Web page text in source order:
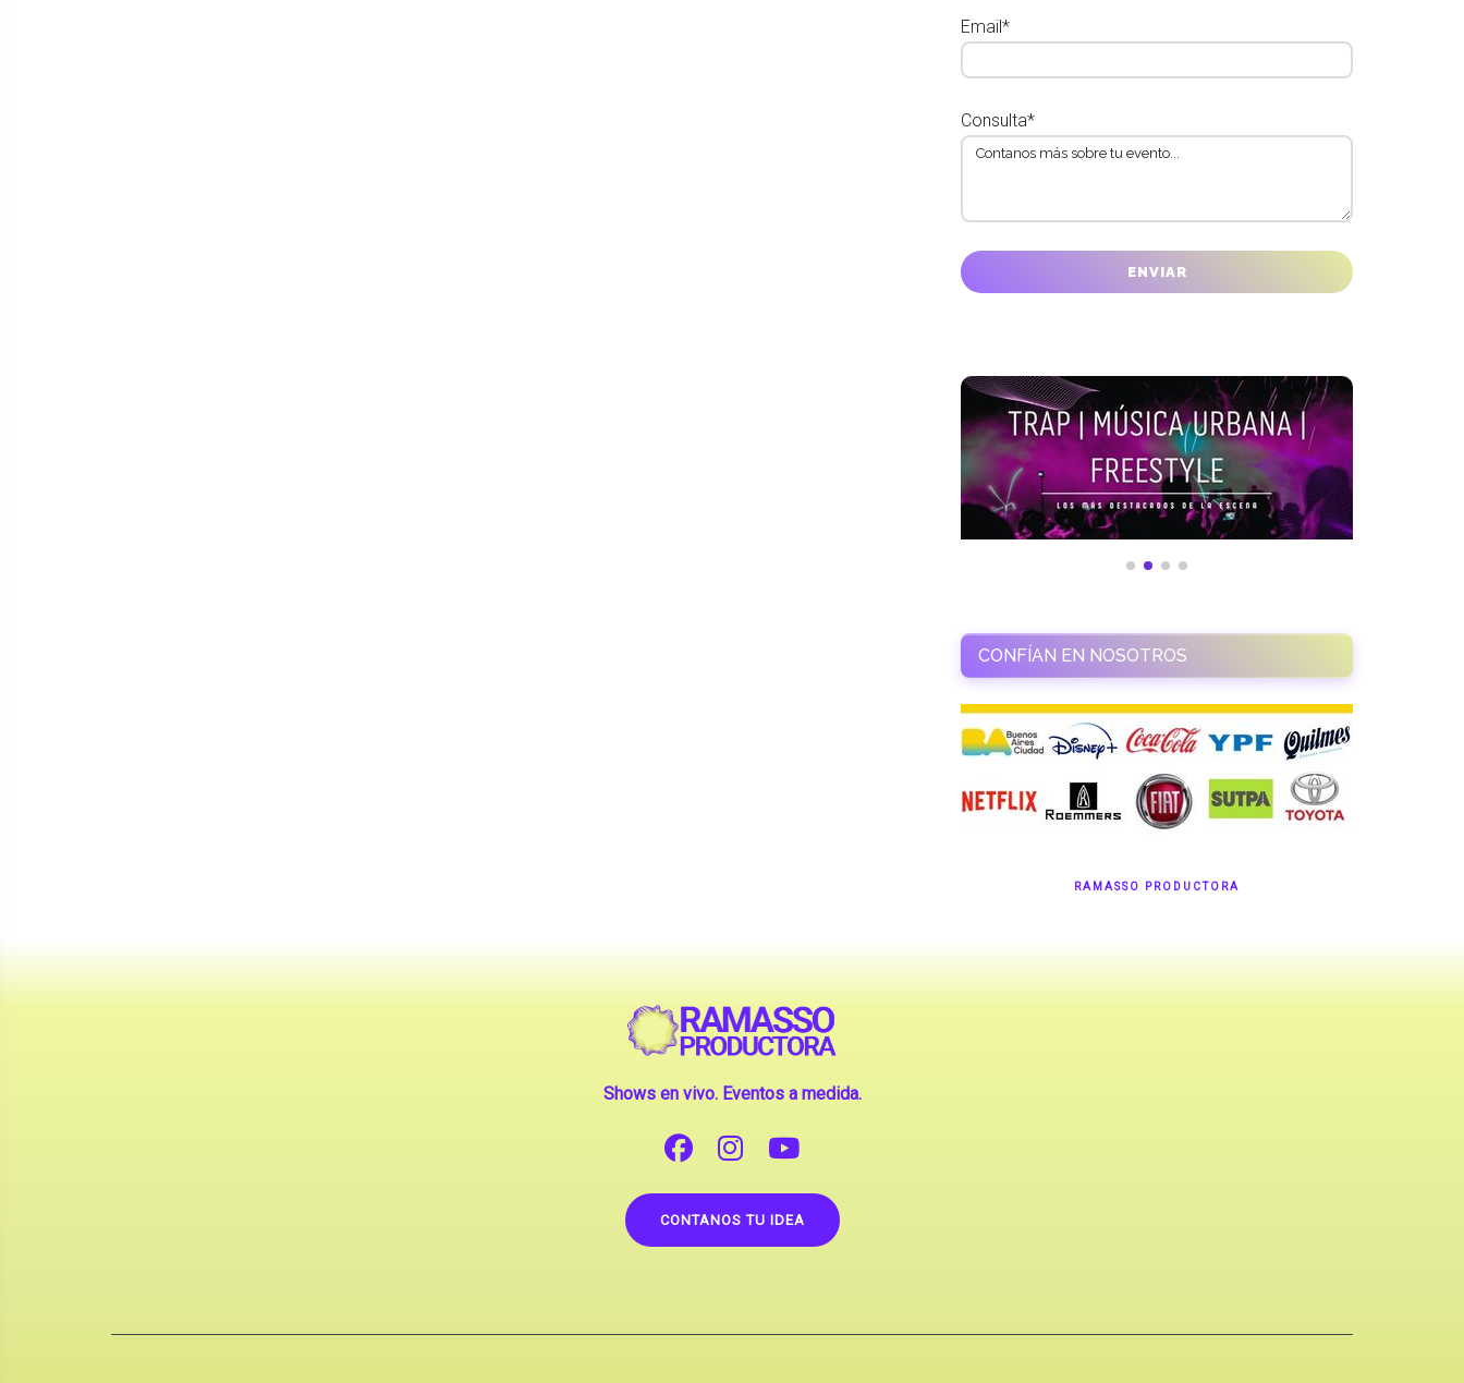
Email*
Consulta*
CONFÍAN EN NOSOTROS
RAMASSO PRODUCTORA
Shows en vivo. Eventos a medida.
CONTANOS TU IDEA